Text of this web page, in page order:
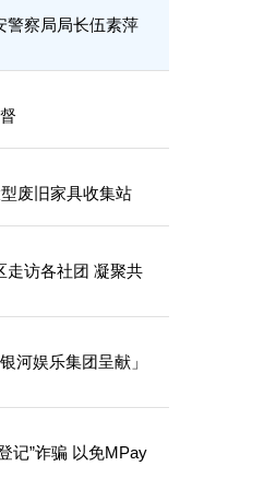
警察局局长伍素萍
废旧家具收集站
走访各社团 凝聚共
河娱乐集团呈献」
记”诈骗 以免MPay